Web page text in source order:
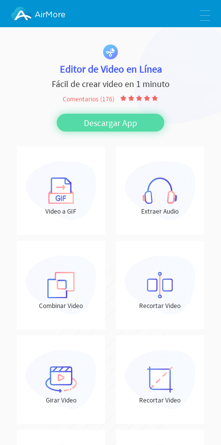
AirMore
Editor de Video en Línea
Fácil de crear video en 1 minuto
Comentarios (176)
Descargar App
Video a GIF Extraer Audio
Combinar Video Recortar Video
Girar Video Recortar Video